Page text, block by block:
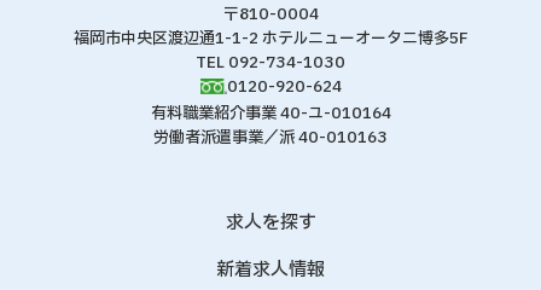
〒810-0004
福岡市中央区渡辺通1-1-2 ホテルニューオータニ博多5F
TEL 092-734-1030
0120-920-624
有料職業紹介事業 40-ユ-010164
労働者派遣事業／派 40-010163
求人を探す
新着求人情報